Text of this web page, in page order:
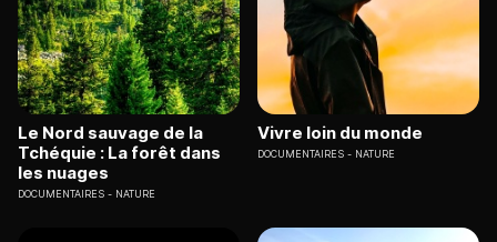
Le Nord sauvage de la
Tchéquie : La forêt dans
les nuages
DOCUMENTAIRES NATURE
Vivre loin du monde
DOCUMENTAIRES NATURE